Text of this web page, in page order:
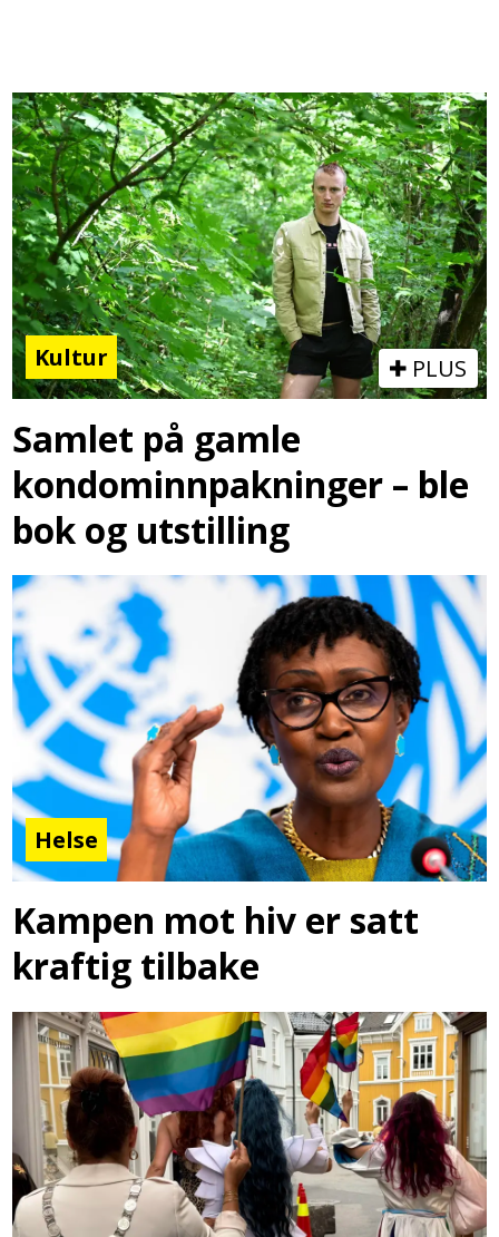
Kultur PLUS
Samlet på gamle
kondominnpakninger – ble
bok og utstilling
Helse
Kampen mot hiv er satt
kraftig tilbake